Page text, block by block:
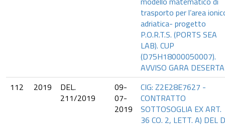
trasporto per l’area
adriatica- progetto
P.O.R.T.S. (PORTS SEA
LAB). CUP
(D75H18000050007).
AVVISO GARA DESERTA
112
2019
DEL.
211/2019
09-
07-
2019
CIG: Z2E28E7627 -
CONTRATTO
SOTTOSOGLIA EX ART.
36 CO. 2, LETT. A) DEL